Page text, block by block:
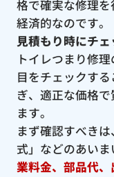
格で確実な修理
経済的なのです。
見積もり時にチ
トイレつまり修
目をチェックす
ぎ、適正な価格
ます。
まず確認すべき
式」などのあいま
業料金、部品代